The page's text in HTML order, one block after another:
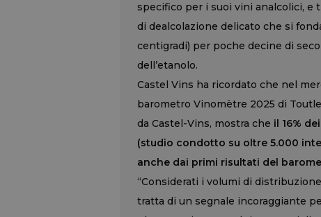
specifico per i suoi vini analcolici, e
di dealcolazione delicato che si
centigradi) per poche decine di
dell’etanolo.
Castel Vins ha ricordato che nel
barometro Vinomètre 2025 di
da Castel-Vins, mostra che il 16%
(studio condotto su oltre 5.000
anche dai primi risultati del
“Considerati i volumi di
tratta di un segnale incoraggiante